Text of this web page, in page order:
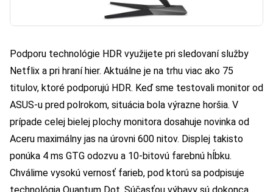
Podporu technológie HDR využijete pri sledovaní služby
Netflix a pri hraní hier. Aktuálne je na trhu viac ako 75
titulov, ktoré podporujú HDR. Keď sme testovali monitor od
ASUS-u pred polrokom, situácia bola výrazne horšia. V
prípade celej bielej plochy monitora dosahuje novinka od
Aceru maximálny jas na úrovni 600 nitov. Displej takisto
ponúka 4 ms GTG odozvu a 10-bitovú farebnú hĺbku.
Chválime vysokú vernosť farieb, pod ktorú sa podpisuje